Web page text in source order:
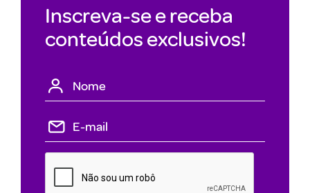
Inscreva-se e receba
conteúdos exclusivos!